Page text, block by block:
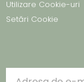
Utilizare Cookie-uri
Setări Cookie